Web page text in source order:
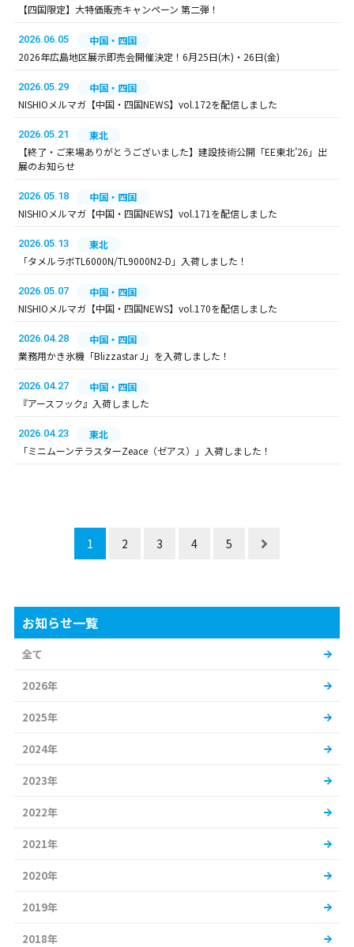
【四国限定】大特価販売キャンペーン 第二弾！
2026.06.05
中国・四国
2026年広島地区展示即売会開催決定！6月25日(木)・26日(金)
2026.05.29
中国・四国
NISHIOメルマガ【中国・四国NEWS】vol.172を配信しました
2026.05.21
東北
【終了・ご来場ありがとうございました】建設技術公開「EE東北’26」出
展のお知らせ
2026.05.18
中国・四国
NISHIOメルマガ【中国・四国NEWS】vol.171を配信しました
2026.05.13
東北
「タメルラボTL6000N/TL9000N2-D」入荷しました！
2026.05.07
中国・四国
NISHIOメルマガ【中国・四国NEWS】vol.170を配信しました
2026.04.28
中国・四国
業務用かき氷機「Blizzastar J」を入荷しました！
2026.04.27
中国・四国
『アースフック』入荷しました
2026.04.23
東北
「ミニムーンテラスターZeace（ゼアス）」入荷しました！
1 2 3 4 5
お知らせ一覧
全て
2026年
2025年
2024年
2023年
2022年
2021年
2020年
2019年
2018年